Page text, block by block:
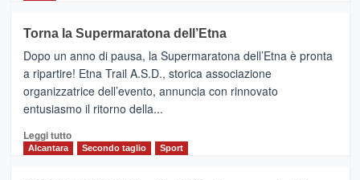
BROOKS
SuperMaratona
dell’Etna,
presentata
l’edizione
2026
Torna la Supermaratona dell’Etna
Dopo un anno di pausa, la Supermaratona dell’Etna è pronta
a ripartire! Etna Trail A.S.D., storica associazione
organizzatrice dell’evento, annuncia con rinnovato
entusiasmo il ritorno della...
Leggi tuttoLeggi
Alcantara Secondo taglio Sport